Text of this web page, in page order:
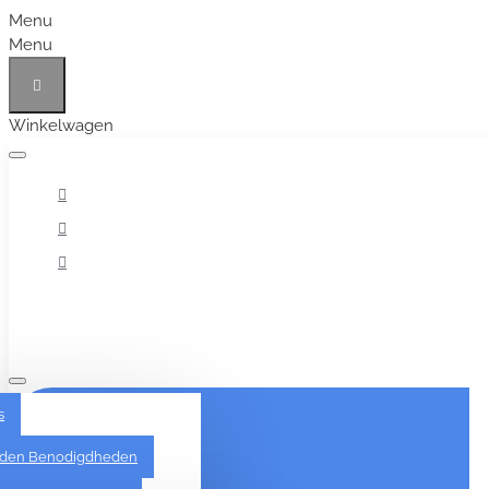
Menu
Menu
Winkelwagen
Alles
Benodigdheden